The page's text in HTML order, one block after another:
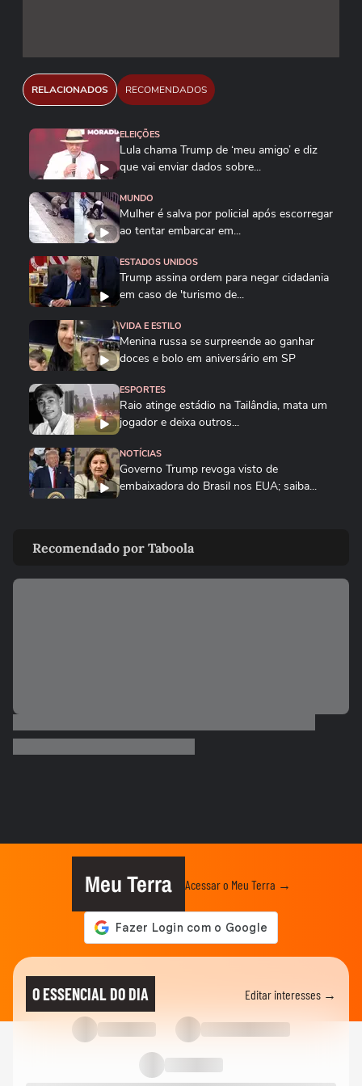
RELACIONADOS RECOMENDADOS
ELEIÇÕES
Lula chama Trump de ‘meu amigo’ e diz
que vai enviar dados sobre...
MUNDO
Mulher é salva por policial após escorregar
ao tentar embarcar em...
ESTADOS UNIDOS
Trump assina ordem para negar cidadania
em caso de 'turismo de...
VIDA E ESTILO
Menina russa se surpreende ao ganhar
doces e bolo em aniversário em SP
ESPORTES
Raio atinge estádio na Tailândia, mata um
jogador e deixa outros...
NOTÍCIAS
Governo Trump revoga visto de
embaixadora do Brasil nos EUA; saiba...
filhote por vários dias na...
MUNDO
acordo para...
Menino de 11 anos viraliza após virar
tradutor da mãe durante...
Lula diz que não é ‘louco’ de brigar com
China e EUA: ‘Quero...
No Japão, Zico tranquiliza fãs após
terremoto de grandes...
Recomendado por Taboola
Meu Terra Acessar o Meu Terra →
O ESSENCIAL DO DIA Editar interesses →